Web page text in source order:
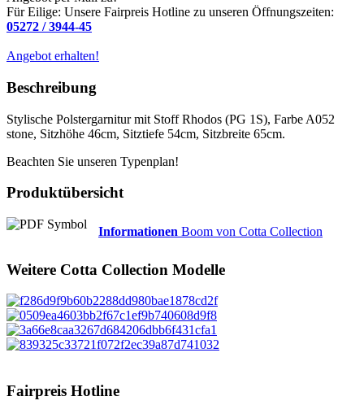
Für Eilige: Unsere Fairpreis Hotline zu unseren Öffnungszeiten:
05272 / 3944-45
Angebot erhalten!
Beschreibung
Stylische Polstergarnitur mit Stoff Rhodos (PG 1S), Farbe A052
stone, Sitzhöhe 46cm, Sitztiefe 54cm, Sitzbreite 65cm.
Beachten Sie unseren Typenplan!
Produktübersicht
Informationen Boom von Cotta Collection
Weitere Cotta Collection Modelle
Fairpreis Hotline